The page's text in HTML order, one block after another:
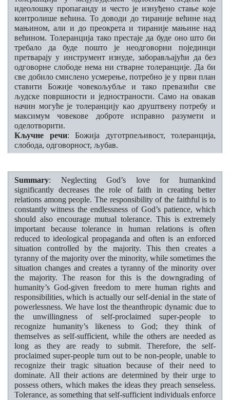
идеолошку пропаганду и често је изнуђено стање које
контролише већина. То доводи до тираније већине над
мањином, али и до преокрета и тираније мањине над
већином. Толеранција тако престаје да буде оно што би
требало да буде пошто је неодговорни појединци
претварају у инструмент изнуде, заборављајући да без
одговорне слободе нема ни стварне толеранције. Да би
све добило смислено усмерење, потребно је у први план
ставити Божије човекољубље и тако превазићи све
људске површности и једностраности. Само на овакав
начин могуће је толеранцију као друштвену потребу и
максимум човекове доброте исправно разумети и
оделотворити.
Кључне речи: Божија дуготрпељивост, толеранција,
слобода, одговорност, љубав.
Summary: Neglecting God’s love for humankind
significantly decreases the role of faith in creating better
relations among people. The responsibility of the faithful is to
constantly witness the endlessness of God’s patience, which
should also encourage mutual tolerance. This is extremely
important because tolerance in human relations is often
reduced to ideological propaganda and often is an enforced
situation controlled by the majority. This then creates a
tyranny of the majority over the minority, while sometimes the
situation changes and creates a tyranny of the minority over
the majority. The reason for this is the downgrading of
humanity’s God-given freedom to mere human rights and
responsibilities, which is actually our self-denial in the state of
powerlessness. We have lost the theanthropic dynamic due to
the unwillingness of self-proclaimed super-people to
recognize humanity’s likeness to God; they think of
themselves as self-sufficient, while the others are needed as
long as they are ready to submit. Therefore, the self-
proclaimed super-people turn out to be non-people, unable to
recognize their tragic situation because of their need to
dominate. All their actions are determined by their urge to
possess others, which makes the ideas they preach senseless.
Tolerance, as something that self-sufficient individuals enforce